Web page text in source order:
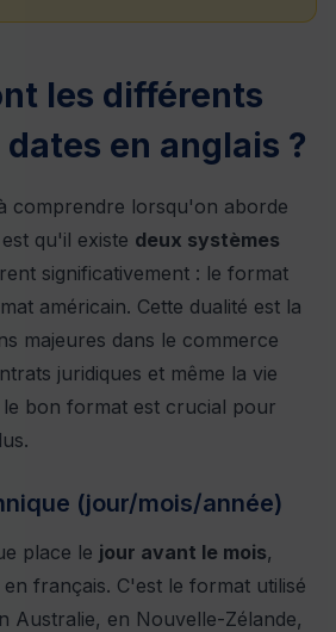
les différents
en anglais ?
comprendre lorsqu'on aborde
qu'il existe deux systèmes
significativement : le format
américain. Cette dualité est la
majeures dans le commerce
juridiques et même la vie
le bon format est crucial pour
(jour/mois/année)
place le jour avant le mois,
français. C'est le format utilisé
Australie, en Nouvelle-Zélande,